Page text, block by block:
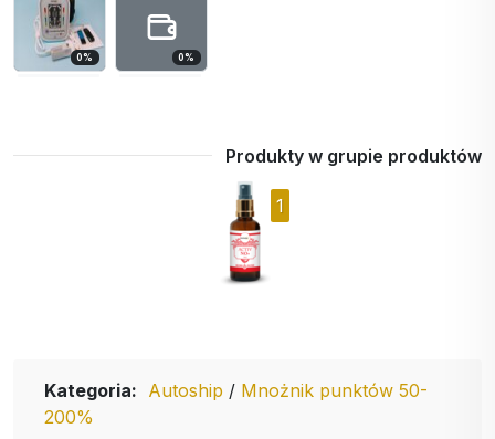
0% 0%
Produkty w grupie produktów
1
Kategoria: Autoship / Mnożnik punktów 50-
200%